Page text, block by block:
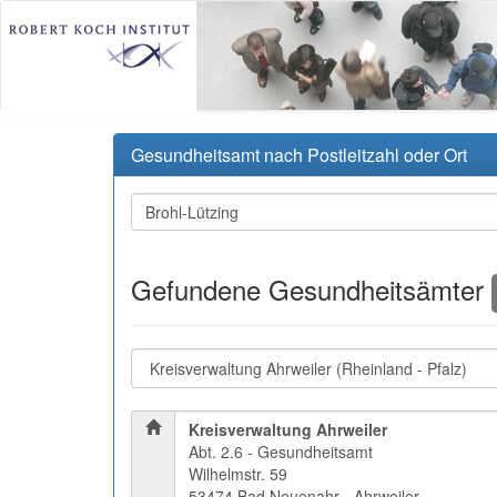
Gesundheitsamt nach Postleitzahl oder Ort
Gefundene Gesundheitsämter
Kreisverwaltung Ahrweiler
Abt. 2.6 - Gesundheitsamt
Wilhelmstr. 59